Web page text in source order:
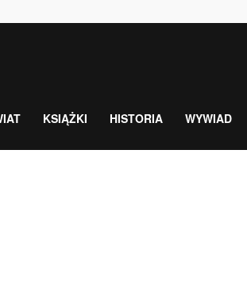
KSIĄŻKI HISTORIA WYWIAD